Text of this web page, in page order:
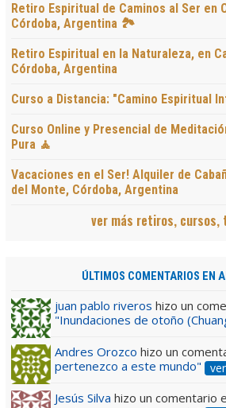
Retiro Espiritual de Caminos al Ser en
Córdoba, Argentina 🏞️
Retiro Espiritual en la Naturaleza, en
Córdoba, Argentina
Curso a Distancia: "Camino Espiritual
Curso Online y Presencial de
Pura 🧘
Vacaciones en el Ser! Alquiler de
del Monte, Córdoba, Argentina
ver más retiros, cursos,
ÚLTIMOS COMENTARIOS EN
juan pablo riveros hizo un
"Inundaciones de otoño
Andres Orozco hizo un
pertenezco a este mundo"
ver
Jesús Silva hizo un comentario